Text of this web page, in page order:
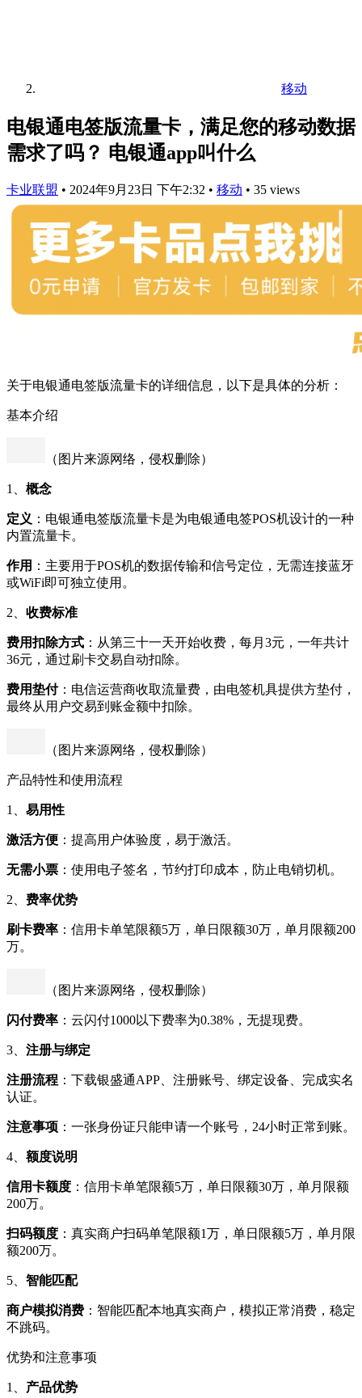
移动
电银通电签版流量卡，满足您的移动数据
需求了吗？ 电银通app叫什么
卡业联盟 • 2024年9月23日 下午2:32 • 移动 • 35 views
关于电银通电签版流量卡的详细信息，以下是具体的分析：
基本介绍
（图片来源网络，侵权删除）
1、 概念
定义 ：电银通电签版流量卡是为电银通电签POS机设计的一种
内置流量卡。
作用 ：主要用于POS机的数据传输和信号定位，无需连接蓝牙
或WiFi即可独立使用。
2、 收费标准
费用扣除方式 ：从第三十一天开始收费，每月3元，一年共计
36元，通过刷卡交易自动扣除。
费用垫付：电信运营商收取流量费，由电签机具提供方垫付，
最终从用户交易到账金额中扣除。
（图片来源网络，侵权删除）
产品特性和使用流程
1、 易用性
激活方便 ：提高用户体验度，易于激活。
无需小票 ：使用电子签名，节约打印成本，防止电销切机。
2、 费率优势
刷卡费率 ：信用卡单笔限额5万，单日限额30万，单月限额200
万。
（图片来源网络，侵权删除）
闪付费率 ：云闪付1000以下费率为0.38%，无提现费。
3、 注册与绑定
注册流程 ：下载银盛通APP、注册账号、绑定设备、完成实名
认证。
注意事项 ：一张身份证只能申请一个账号，24小时正常到账。
4、 额度说明
信用卡额度 ：信用卡单笔限额5万，单日限额30万，单月限额
200万。
扫码额度 ：真实商户扫码单笔限额1万，单日限额5万，单月限
额200万。
5、 智能匹配
商户模拟消费 ：智能匹配本地真实商户，模拟正常消费，稳定
不跳码。
优势和注意事项
1、 产品优势